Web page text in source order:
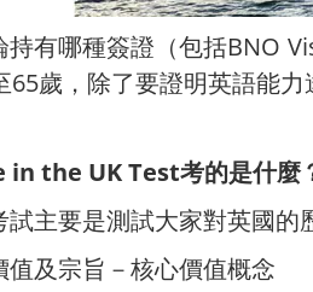
持有哪種簽證（包括BNO
65歲，除了要證明英語能
in the UK Test考的是什麼
試主要是測試大家對英國的
值及宗旨－核心價值概念